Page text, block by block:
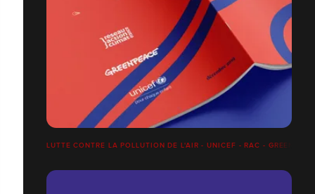
LUTTE CONTRE LA POLLUTION DE L'AIR - UNICEF - RAC -